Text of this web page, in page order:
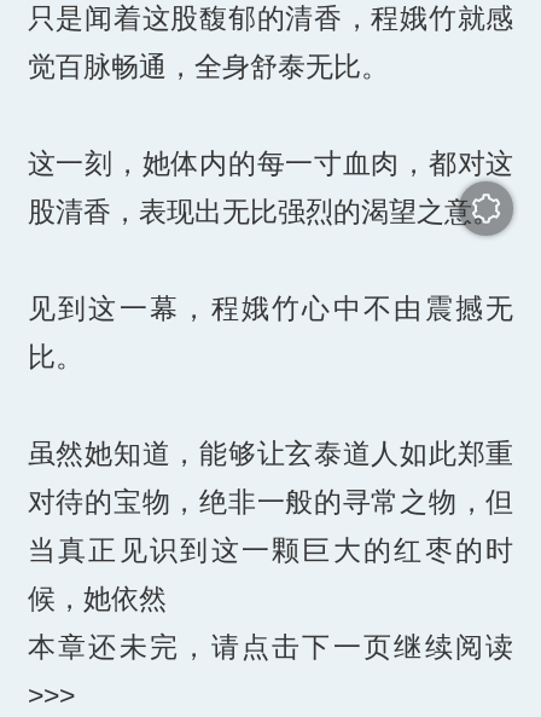
只是闻着这股馥郁的清香，程娥竹就感
觉百脉畅通，全身舒泰无比。
这一刻，她体内的每一寸血肉，都对这
股清香，表现出无比强烈的渴望之意。
见到这一幕，程娥竹心中不由震撼无
比。
虽然她知道，能够让玄泰道人如此郑重
对待的宝物，绝非一般的寻常之物，但
当真正见识到这一颗巨大的红枣的时
候，她依然
本章还未完，请点击下一页继续阅读
>>>